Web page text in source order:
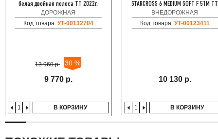
белая двойная полоса TT 2022г.
ДОРОЖНАЯ
Код товара: УТ-00132704
13 960 р. 30 %
9 770 р.
В КОРЗИНУ
STARCROSS 6 MEDIUM SOFT F 51M TT
ВНЕДОРОЖНАЯ
Код товара: УТ-00123411
10 130 р.
В КОРЗИНУ